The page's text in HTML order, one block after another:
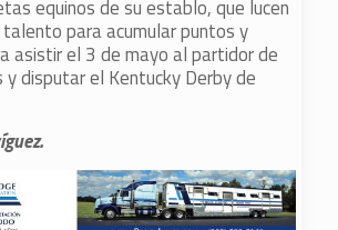
equinos de su establo, que lucen
para acumular puntos y
asistir el 3 de mayo al partidor de
y disputar el Kentucky Derby de